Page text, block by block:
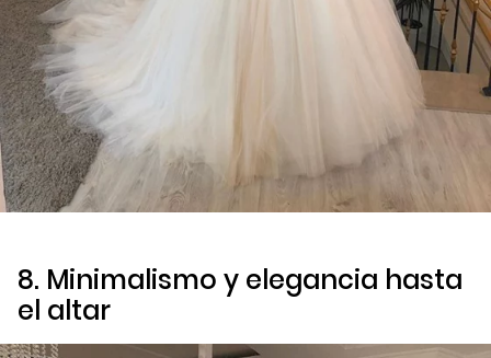
8. Minimalismo y elegancia hasta
el altar